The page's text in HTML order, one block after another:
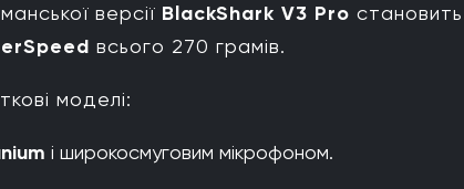
версії BlackShark V3 Pro становить
всього 270 грамів.
моделі:
і широкосмуговим мікрофоном.